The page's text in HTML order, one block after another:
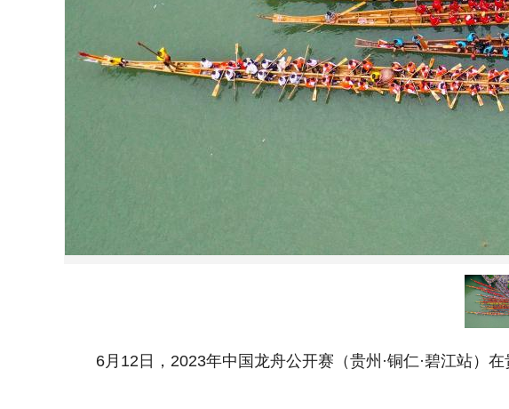
6月12日，2023年中国龙舟公开赛（贵州·铜仁·碧江站）